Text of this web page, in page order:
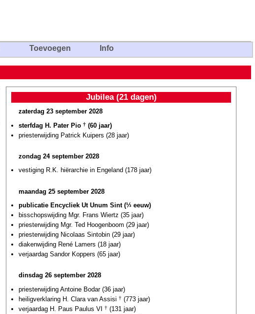
Toevoegen Info
Jubilea (21 dagen)
zaterdag 23 september 2028
sterfdag H. Pater Pio † (60 jaar)
priesterwijding Patrick Kuipers (28 jaar)
zondag 24 september 2028
vestiging R.K. hiërarchie in Engeland (178 jaar)
maandag 25 september 2028
publicatie Encycliek Ut Unum Sint (⅓ eeuw)
bisschopswijding Mgr. Frans Wiertz (35 jaar)
priesterwijding Mgr. Ted Hoogenboom (29 jaar)
priesterwijding Nicolaas Sintobin (29 jaar)
diakenwijding René Lamers (18 jaar)
verjaardag Sandor Koppers (65 jaar)
dinsdag 26 september 2028
priesterwijding Antoine Bodar (36 jaar)
heiligverklaring H. Clara van Assisi † (773 jaar)
verjaardag H. Paus Paulus VI † (131 jaar)